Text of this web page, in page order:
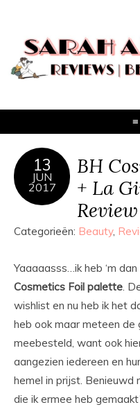
13
JUN
2017
BH
+ La
Categorieën: Beauty,
Yaaaaasss…ik heb ‘m
Cosmetics Foil palette.
wishlist en nu heb ik het
heb ook maar meteen de
meebesteld, want ook
aangezien iedereen en
hemel in prijst. Benieuwd
die ik ermee heb